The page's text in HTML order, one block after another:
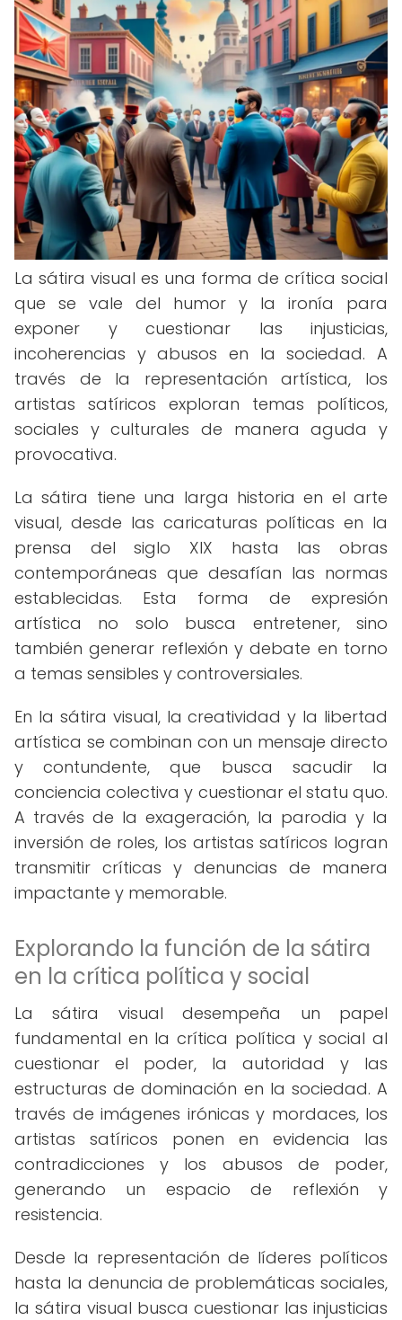
La sátira visual es una forma de crítica social
que se vale del humor y la ironía para
exponer y cuestionar las injusticias,
incoherencias y abusos en la sociedad. A
través de la representación artística, los
artistas satíricos exploran temas políticos,
sociales y culturales de manera aguda y
provocativa.
La sátira tiene una larga historia en el arte
visual, desde las caricaturas políticas en la
prensa del siglo XIX hasta las obras
contemporáneas que desafían las normas
establecidas. Esta forma de expresión
artística no solo busca entretener, sino
también generar reflexión y debate en torno
a temas sensibles y controversiales.
En la sátira visual, la creatividad y la libertad
artística se combinan con un mensaje directo
y contundente, que busca sacudir la
conciencia colectiva y cuestionar el statu quo.
A través de la exageración, la parodia y la
inversión de roles, los artistas satíricos logran
transmitir críticas y denuncias de manera
impactante y memorable.
Explorando la función de la sátira
en la crítica política y social
La sátira visual desempeña un papel
fundamental en la crítica política y social al
cuestionar el poder, la autoridad y las
estructuras de dominación en la sociedad. A
través de imágenes irónicas y mordaces, los
artistas satíricos ponen en evidencia las
contradicciones y los abusos de poder,
generando un espacio de reflexión y
resistencia.
Desde la representación de líderes políticos
hasta la denuncia de problemáticas sociales,
la sátira visual busca cuestionar las injusticias